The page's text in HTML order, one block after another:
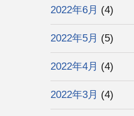
2022年6月 (4)
2022年5月 (5)
2022年4月 (4)
2022年3月 (4)